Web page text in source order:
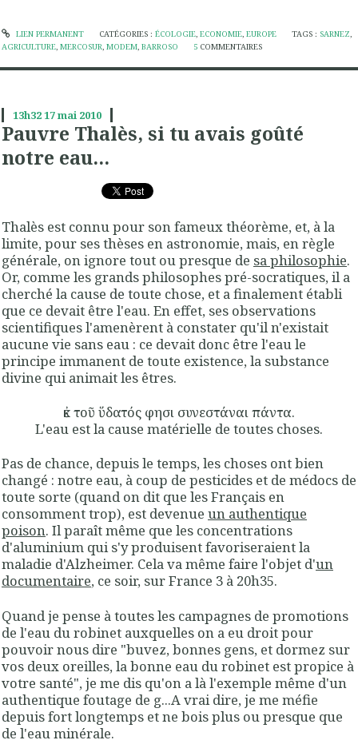
LIEN PERMANENT CATÉGORIES : ÉCOLOGIE, ECONOMIE, EUROPE TAGS : SARNEZ,
AGRICULTURE, MERCOSUR, MODEM, BARROSO 5 COMMENTAIRES
13h3217mai 2010
Pauvre Thalès, si tu avais goûté
notre eau...
Thalès est connu pour son fameux théorème, et, à la
limite, pour ses thèses en astronomie, mais, en règle
générale, on ignore tout ou presque de sa philosophie.
Or, comme les grands philosophes pré-socratiques, il a
cherché la cause de toute chose, et a finalement établi
que ce devait être l'eau. En effet, ses observations
scientifiques l'amenèrent à constater qu'il n'existait
aucune vie sans eau : ce devait donc être l'eau le
principe immanent de toute existence, la substance
divine qui animait les êtres.
ἐκ τοῦ ὕδατός φησι συνεστάναι πάντα.
L'eau est la cause matérielle de toutes choses.
Pas de chance, depuis le temps, les choses ont bien
changé : notre eau, à coup de pesticides et de médocs de
toute sorte (quand on dit que les Français en
consomment trop), est devenue un authentique
poison. Il paraît même que les concentrations
d'aluminium qui s'y produisent favoriseraient la
maladie d'Alzheimer. Cela va même faire l'objet d'un
documentaire, ce soir, sur France 3 à 20h35.
Quand je pense à toutes les campagnes de promotions
de l'eau du robinet auxquelles on a eu droit pour
pouvoir nous dire "buvez, bonnes gens, et dormez sur
vos deux oreilles, la bonne eau du robinet est propice à
votre santé", je me dis qu'on a là l'exemple même d'un
authentique foutage de g...A vrai dire, je me méfie
depuis fort longtemps et ne bois plus ou presque que
de l'eau minérale.